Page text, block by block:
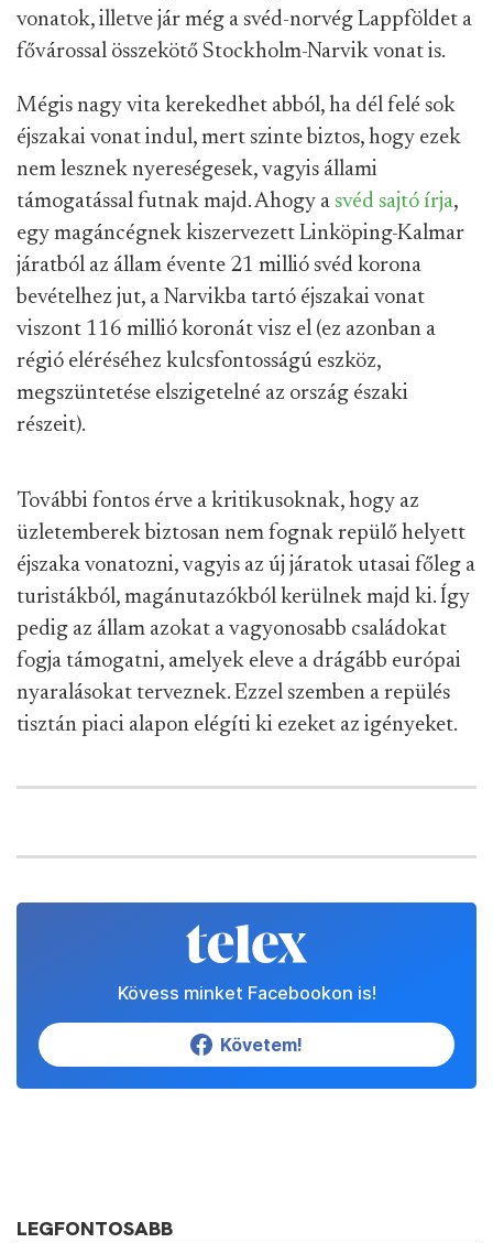
vonatok, illetve jár még a svéd-norvég Lappföldet a
fővárossal összekötő Stockholm-Narvik vonat is.
Mégis nagy vita kerekedhet abból, ha dél felé sok
éjszakai vonat indul, mert szinte biztos, hogy ezek
nem lesznek nyereségesek, vagyis állami
támogatással futnak majd. Ahogy a svéd sajtó írja,
egy magáncégnek kiszervezett Linköping-Kalmar
járatból az állam évente 21 millió svéd korona
bevételhez jut, a Narvikba tartó éjszakai vonat
viszont 116 millió koronát visz el (ez azonban a
régió eléréséhez kulcsfontosságú eszköz,
megszüntetése elszigetelné az ország északi
részeit).
További fontos érve a kritikusoknak, hogy az
üzletemberek biztosan nem fognak repülő helyett
éjszaka vonatozni, vagyis az új járatok utasai főleg a
turistákból, magánutazókból kerülnek majd ki. Így
pedig az állam azokat a vagyonosabb családokat
fogja támogatni, amelyek eleve a drágább európai
nyaralásokat terveznek. Ezzel szemben a repülés
tisztán piaci alapon elégíti ki ezeket az igényeket.
Kövess minket Facebookon is!
Követem!
LEGFONTOSABB